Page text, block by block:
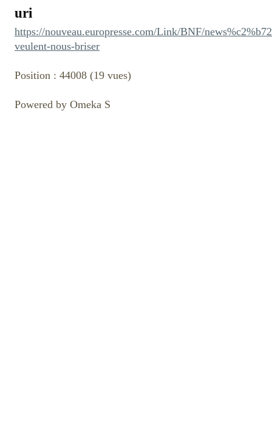
uri
https://nouveau.europresse.com/Link/BNF/
veulent-nous-briser
Position : 44008 (19 vues)
Powered by Omeka S